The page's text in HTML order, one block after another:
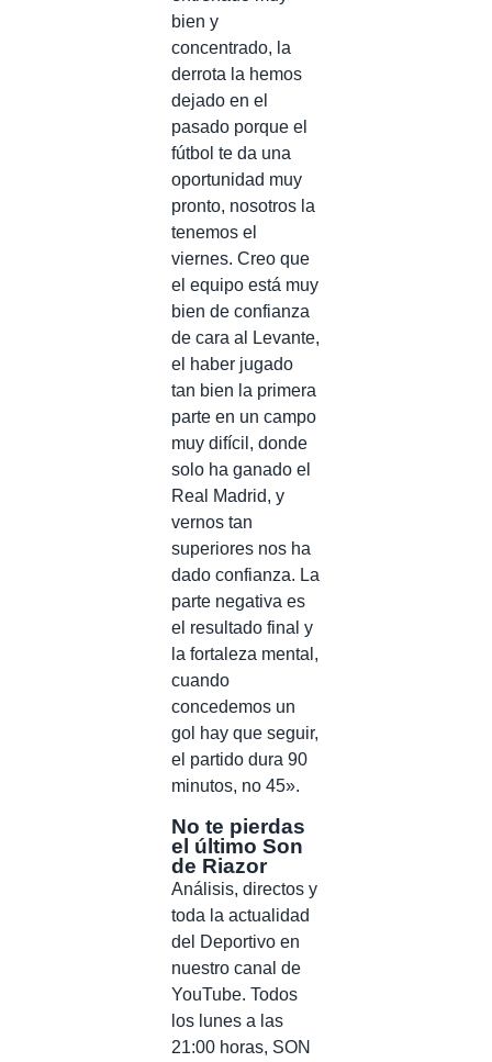
bien y
concentrado, la
derrota la hemos
dejado en el
pasado porque el
fútbol te da una
oportunidad muy
pronto, nosotros la
tenemos el
viernes. Creo que
el equipo está muy
bien de confianza
de cara al Levante,
el haber jugado
tan bien la primera
parte en un campo
muy difícil, donde
solo ha ganado el
Real Madrid, y
vernos tan
superiores nos ha
dado confianza. La
parte negativa es
el resultado final y
la fortaleza mental,
cuando
concedemos un
gol hay que seguir,
el partido dura 90
minutos, no 45».
No te pierdas
el último Son
de Riazor
Análisis, directos y
toda la actualidad
del Deportivo en
nuestro canal de
YouTube. Todos
los lunes a las
21:00 horas, SON